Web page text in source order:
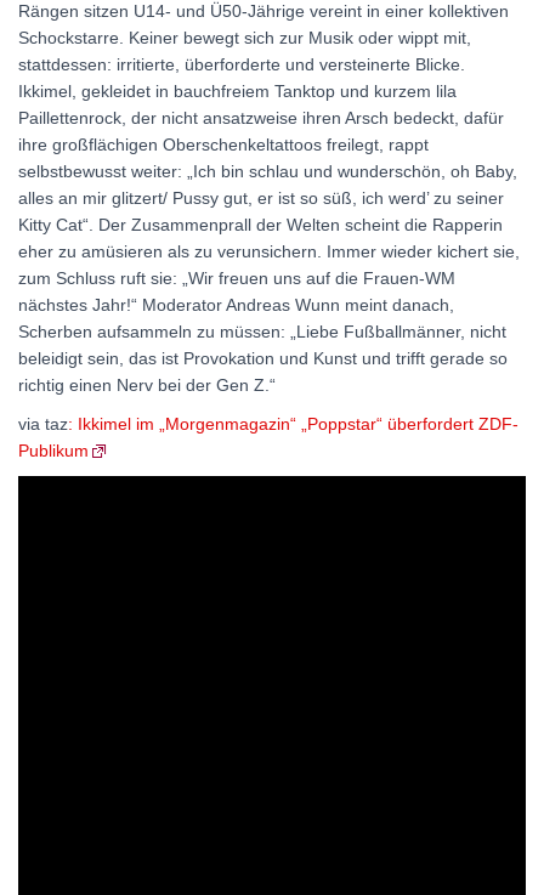
Rängen sitzen U14- und Ü50-Jährige vereint in einer kollektiven
Schockstarre. Keiner bewegt sich zur Musik oder wippt mit,
stattdessen: irritierte, überforderte und versteinerte Blicke.
Ikkimel, gekleidet in bauchfreiem Tanktop und kurzem lila
Paillettenrock, der nicht ansatzweise ihren Arsch bedeckt, dafür
ihre großflächigen Oberschenkeltattoos freilegt, rappt
selbstbewusst weiter: „Ich bin schlau und wunderschön, oh Baby,
alles an mir glitzert/ Pussy gut, er ist so süß, ich werd’ zu seiner
Kitty Cat“. Der Zusammenprall der Welten scheint die Rapperin
eher zu amüsieren als zu verunsichern. Immer wieder kichert sie,
zum Schluss ruft sie: „Wir freuen uns auf die Frauen-WM
nächstes Jahr!“ Moderator Andreas Wunn meint danach,
Scherben aufsammeln zu müssen: „Liebe Fußballmänner, nicht
beleidigt sein, das ist Provokation und Kunst und trifft gerade so
richtig einen Nerv bei der Gen Z.“
via taz: Ikkimel im „Morgenmagazin“ „Poppstar“ überfordert ZDF-
Publikum